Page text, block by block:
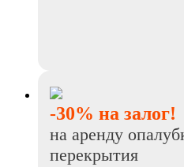
-30% на залог!
на аренду
перекрытия